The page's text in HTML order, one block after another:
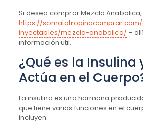
Si desea comprar Mezcla Anabolica,
https://
inyectables/mezcla-anabolica/–
información útil.
¿Qué es la Insulina
Actúa en el
La insulina es una hormona
que tiene varias funciones en el
incluyen: